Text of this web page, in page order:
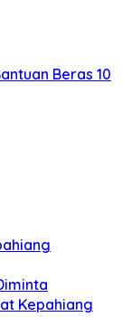
Beras 10
Kepahiang